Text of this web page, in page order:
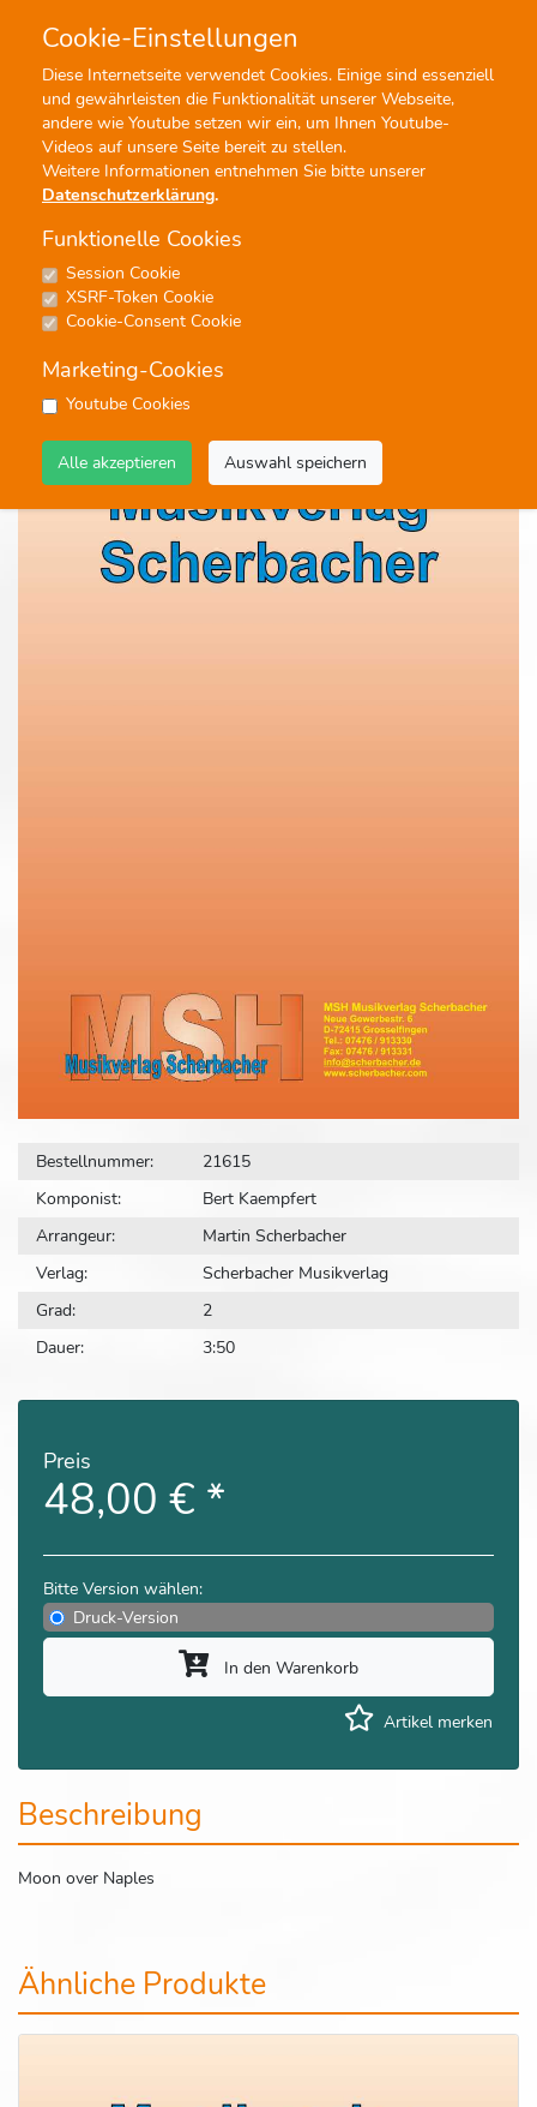
Cookie-Einstellungen
Diese Internetseite verwendet Cookies. Einige sind essenziell
und gewährleisten die Funktionalität unserer Webseite,
andere wie Youtube setzen wir ein, um Ihnen Youtube-
Videos auf unsere Seite bereit zu stellen.
Weitere Informationen entnehmen Sie bitte unserer
Datenschutzerklärung.
Funktionelle Cookies
Session Cookie
XSRF-Token Cookie
Cookie-Consent Cookie
Marketing-Cookies
Youtube Cookies
Alle akzeptieren Auswahl speichern
Menü Profisuche
Noten
Blue Spanish Eyes - Big Band -
nicht lieferbar-
#Big Band
Bestellnummer:
21615
Komponist:
Bert Kaempfert
Arrangeur:
Martin Scherbacher
Verlag:
Scherbacher Musikverlag
Grad:
2
Dauer:
3:50
Preis
48,00 € *
Bitte Version wählen:
Druck-Version
In den Warenkorb
Artikel merken
Beschreibung
Moon over Naples
Ähnliche Produkte